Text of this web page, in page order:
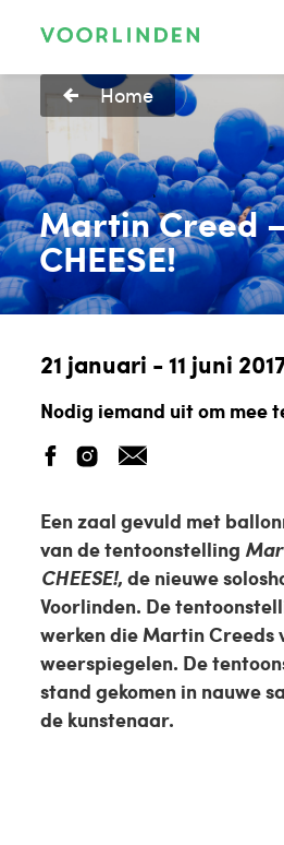
Home
Martin Creed
CHEESE!
21 januari - 11 juni
Nodig iemand uit om mee
Een zaal gevuld met
van de tentoonstelling
CHEESE!, de nieuwe
Voorlinden. De
werken die Martin Creeds
weerspiegelen. De
stand gekomen in nauwe
de kunstenaar.